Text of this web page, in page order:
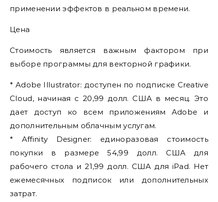
применении эффектов в реальном времени.
Цена
Стоимость является важным фактором при
выборе программы для векторной графики.
* Adobe Illustrator: доступен по подписке Creative
Cloud, начиная с 20,99 долл. США в месяц. Это
дает доступ ко всем приложениям Adobe и
дополнительным облачным услугам.
* Affinity Designer: единоразовая стоимость
покупки в размере 54,99 долл. США для
рабочего стола и 21,99 долл. США для iPad. Нет
ежемесячных подписок или дополнительных
затрат.